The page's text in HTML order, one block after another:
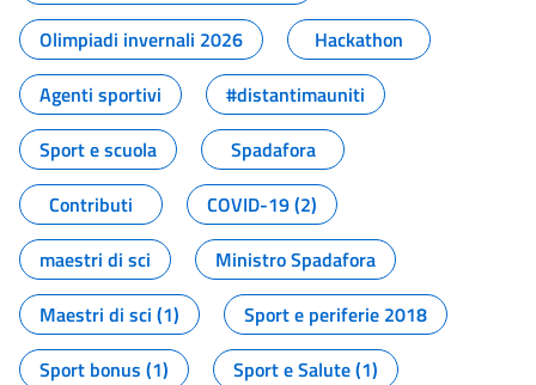
Olimpiadi invernali 2026
Hackathon
Agenti sportivi
#distantimauniti
Sport e scuola
Spadafora
Contributi
COVID-19 (2)
maestri di sci
Ministro Spadafora
Maestri di sci (1)
Sport e periferie 2018
Sport bonus (1)
Sport e Salute (1)